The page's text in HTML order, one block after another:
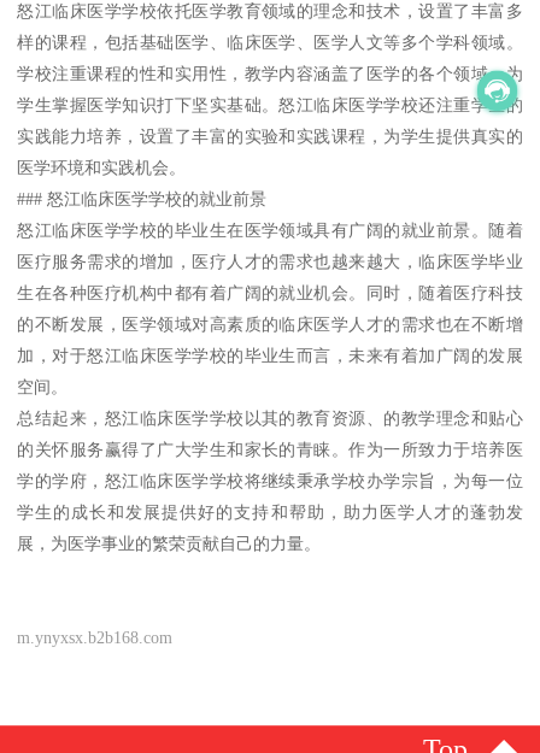
怒江临床医学学校依托医学教育领域的理念和技术，设置了丰富多
样的课程，包括基础医学、临床医学、医学人文等多个学科领域。
学校注重课程的性和实用性，教学内容涵盖了医学的各个领域，为
学生掌握医学知识打下坚实基础。怒江临床医学学校还注重学生的
实践能力培养，设置了丰富的实验和实践课程，为学生提供真实的
医学环境和实践机会。
### 怒江临床医学学校的就业前景
怒江临床医学学校的毕业生在医学领域具有广阔的就业前景。随着
医疗服务需求的增加，医疗人才的需求也越来越大，临床医学毕业
生在各种医疗机构中都有着广阔的就业机会。同时，随着医疗科技
的不断发展，医学领域对高素质的临床医学人才的需求也在不断增
加，对于怒江临床医学学校的毕业生而言，未来有着加广阔的发展
空间。
总结起来，怒江临床医学学校以其的教育资源、的教学理念和贴心
的关怀服务赢得了广大学生和家长的青睐。作为一所致力于培养医
学的学府，怒江临床医学学校将继续秉承学校办学宗旨，为每一位
学生的成长和发展提供好的支持和帮助，助力医学人才的蓬勃发
展，为医学事业的繁荣贡献自己的力量。
m.ynyxsx.b2b168.com